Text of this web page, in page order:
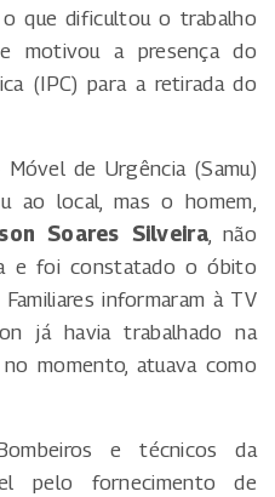
que dificultou o trabalho
motivou a presença do
(IPC) para a retirada do
de Urgência (Samu)
ao local, mas o homem,
Soares Silveira, não
e foi constatado o óbito
informaram à TV
já havia trabalhado na
momento, atuava como
e técnicos da
pelo fornecimento de